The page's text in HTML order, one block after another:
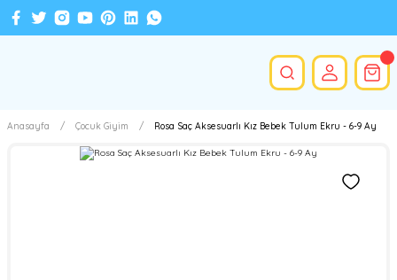
Anasayfa Çocuk Giyim Rosa Saç Aksesuarlı Kız Bebek Tulum Ekru - 6-9 Ay